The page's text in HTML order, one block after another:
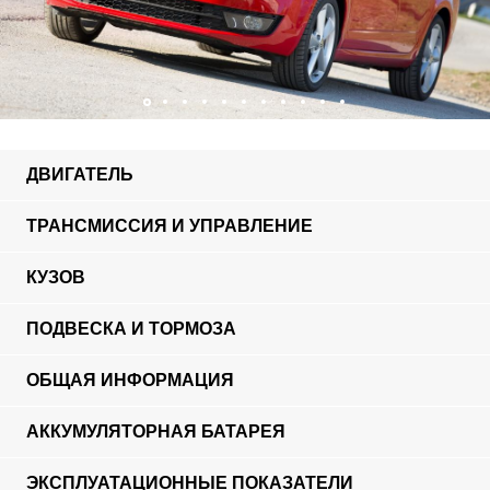
ДВИГАТЕЛЬ
ТРАНСМИССИЯ И УПРАВЛЕНИЕ
КУЗОВ
ПОДВЕСКА И ТОРМОЗА
ОБЩАЯ ИНФОРМАЦИЯ
АККУМУЛЯТОРНАЯ БАТАРЕЯ
ЭКСПЛУАТАЦИОННЫЕ ПОКАЗАТЕЛИ